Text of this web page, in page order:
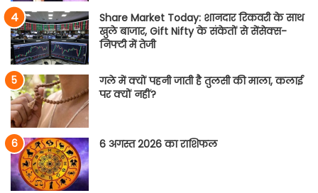
Share Market Today: शानदार रिकवरी के साथ
खुले बाजार, Gift Nifty के संकेतों से सेंसेक्स-
निफ्टी में तेजी
गले में क्यों पहनी जाती है तुलसी की माला, कलाई
पर क्यों नहीं?
6 अगस्त 2026 का राशिफल